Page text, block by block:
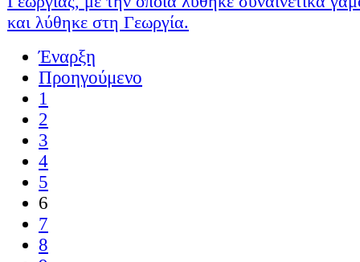
και λύθηκε στη Γεωργία.
Έναρξη
Προηγούμενο
1
2
3
4
5
6
7
8